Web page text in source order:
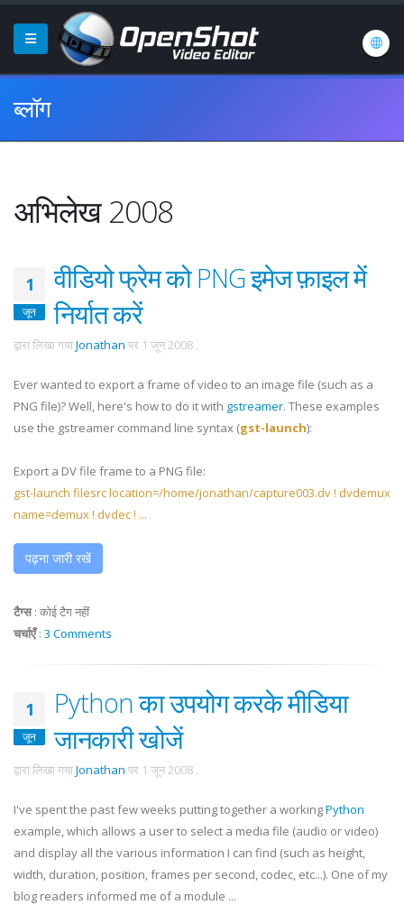
ब्लॉग
अभिलेख 2008
1
जून
वीडियो फ्रेम को PNG इमेज फ़ाइल में
निर्यात करें
द्वारा लिखा गयाJonathan पर 1 जून 2008 .
Ever wanted to export a frame of video to an image file (such as a
PNG file)? Well, here's how to do it with gstreamer. These examples
use the gstreamer command line syntax (gst-launch):
Export a DV file frame to a PNG file:
gst-launch filesrc location=/home/jonathan/capture003.dv ! dvdemux
name=demux ! dvdec ! ...
पढ़ना जारी रखें
टैग्स: कोई टैग नहीं
चर्चाएँ: 3 Comments
1
जून
Python का उपयोग करके मीडिया
जानकारी खोजें
द्वारा लिखा गयाJonathan पर 1 जून 2008 .
I've spent the past few weeks putting together a workingPython
example, which allows a user to select a media file (audio or video)
and display all the various information I can find (such as height,
width, duration, position, frames per second, codec, etc...). One of my
blog readers informed me of a module ...